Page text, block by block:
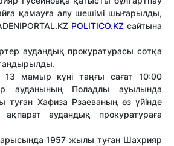
қамауға алу шешімі шығарылды,
POLITICO.KZ сайтына
аудандық прокуратурасы сотқа
13 мамыр күні таңғы сағат 10:00
ауданының Поладлы ауылында
Хафиза Рзаеваның өз үйінде
ақпарат аудандық прокуратураға
1957 жылы туған Шахрияр